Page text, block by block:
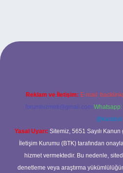
Reklam ve İletişim: E-mail:
forumhizmeti@gmail.com
@karabul
Yasal Uyarı: Sitemiz, 5651 Sayılı
İletişim Kurumu (BTK) tarafından
hizmet vermektedir. Bu nedenle,
denetleme veya araştırma